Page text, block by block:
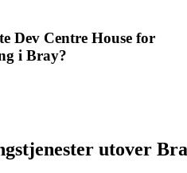
Dev Centre House for
i Bray?
utover